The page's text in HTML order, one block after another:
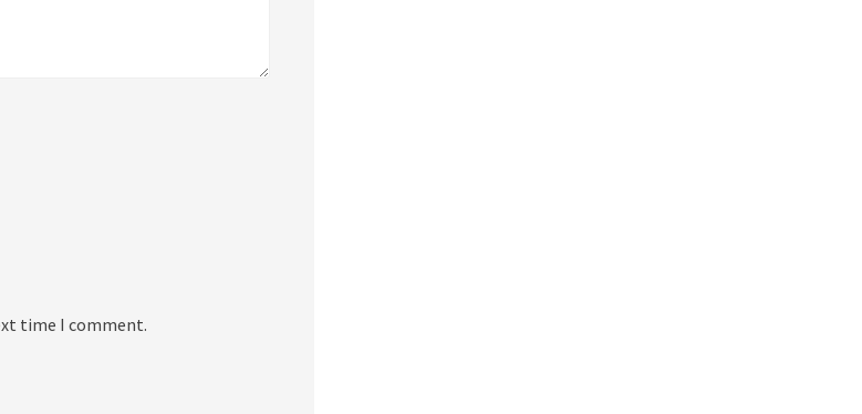
time I comment.